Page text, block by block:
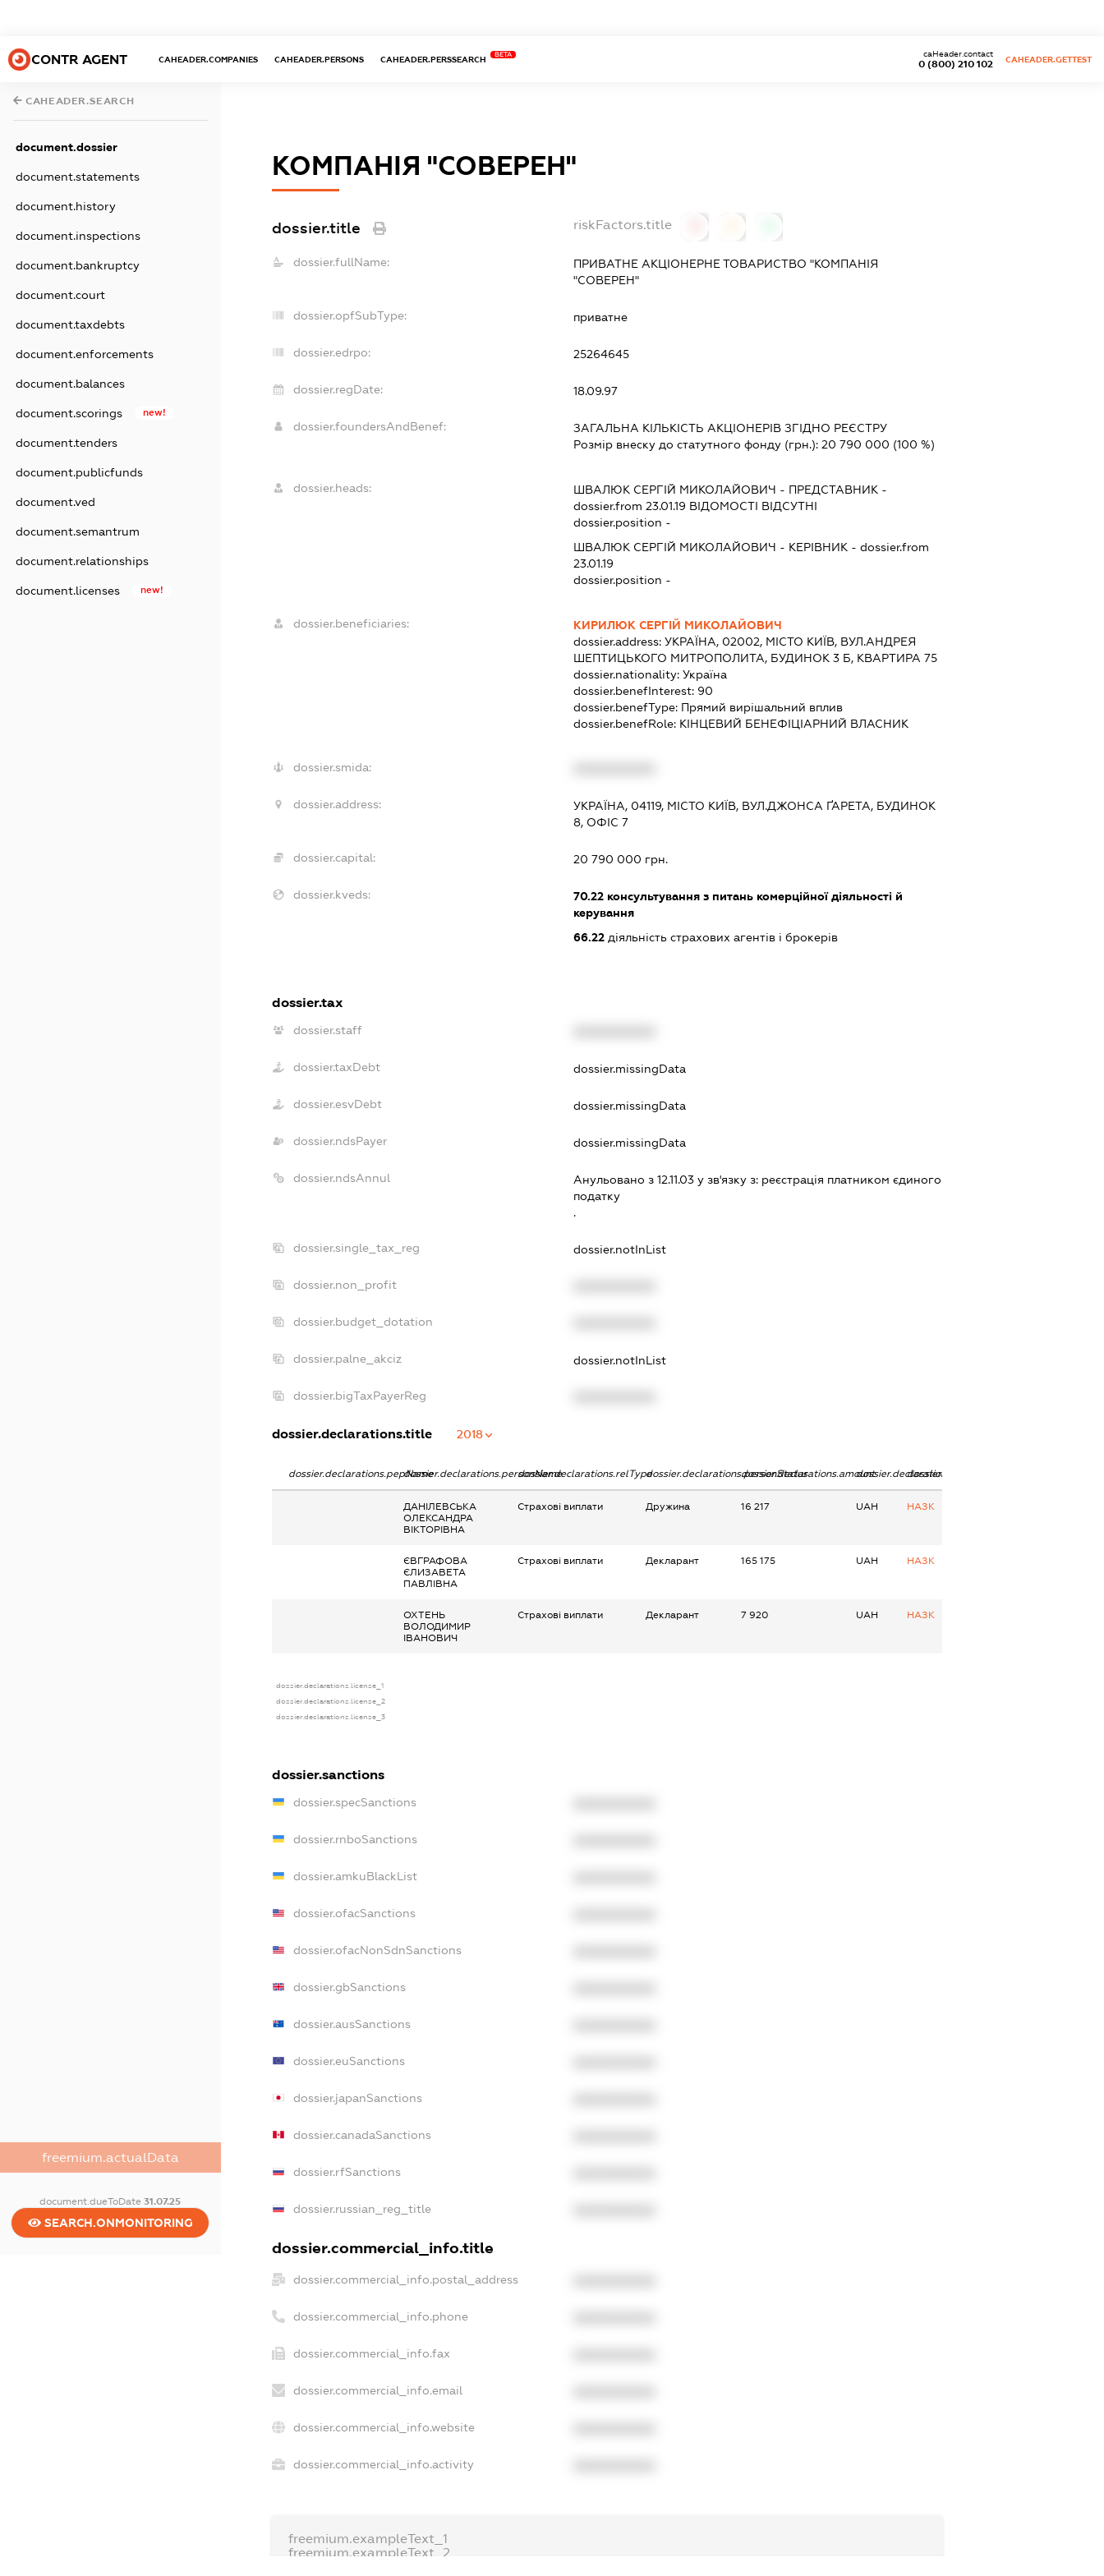
CONTR AGENT CAHEADER.COMPANIES CAHEADER.PERSONS CAHEADER.PERSSEARCH
BETA
0 (800) 210 102
caHeader.contact
CAHEADER.GETTEST
CAHEADER.SEARCH
document.dossier
document.statements
document.history
document.inspections
document.bankruptcy
document.court
document.taxdebts
document.enforcements
document.balances
document.scorings new!
document.tenders
document.publicfunds
document.ved
document.semantrum
document.relationships
document.licenses new!
freemium.actualData
document.dueToDate31.07.25
SEARCH.ONMONITORING
КОМПАНІЯ "СОВЕРЕН"
dossier.title riskFactors.title
dossier.fullName:
ПРИВАТНЕ АКЦІОНЕРНЕ ТОВАРИСТВО "КОМПАНІЯ
"СОВЕРЕН"
dossier.opfSubType: приватне
dossier.edrpo: 25264645
dossier.regDate: 18.09.97
dossier.foundersAndBenef:
ЗАГАЛЬНА КІЛЬКІСТЬ АКЦІОНЕРІВ ЗГІДНО РЕЄСТРУ
Розмір внеску до статутного фонду (грн.):20 790 000 (100 %)
dossier.heads: ШВАЛЮК СЕРГІЙ МИКОЛАЙОВИЧ - ПРЕДСТАВНИК -
dossier.from 23.01.19 ВІДОМОСТІ ВІДСУТНІ
dossier.position -
ШВАЛЮК СЕРГІЙ МИКОЛАЙОВИЧ - КЕРІВНИК - dossier.from
23.01.19
dossier.position -
dossier.beneficiaries:
КИРИЛЮК СЕРГІЙ МИКОЛАЙОВИЧ
dossier.address:УКРАЇНА, 02002, МІСТО КИЇВ, ВУЛ.АНДРЕЯ
ШЕПТИЦЬКОГО МИТРОПОЛИТА, БУДИНОК 3 Б, КВАРТИРА 75
dossier.nationality:Україна
dossier.benefInterest: 90
dossier.benefType: Прямий вирішальний вплив
dossier.benefRole: КІНЦЕВИЙ БЕНЕФІЦІАРНИЙ ВЛАСНИК
dossier.smida:
dossier.address:
УКРАЇНА, 04119, МІСТО КИЇВ, ВУЛ.ДЖОНСА ҐАРЕТА, БУДИНОК
8, ОФІС 7
dossier.capital: 20 790 000 грн.
dossier.kveds: 70.22 консультування з питань комерційної діяльності й
керування
66.22 діяльність страхових агентів і брокерів
dossier.tax
dossier.staff
dossier.taxDebt dossier.missingData
dossier.esvDebt dossier.missingData
dossier.ndsPayer dossier.missingData
dossier.ndsAnnul Анульовано з 12.11.03 у зв'язку з: реєстрацiя платником єдиного
податку
.
dossier.single_tax_reg dossier.notInList
dossier.non_profit
dossier.budget_dotation
dossier.palne_akciz dossier.notInList
dossier.bigTaxPayerReg
dossier.declarations.title 2018
dossier.declarations.pepNamedossier.declarations.personNamedossier.declarations.relTypedossier.declarations.personStatusdossier.declarations.amountdossier.declarations.currency
dossier.declarations.source
ДАНІЛЕВСЬКА
ОЛЕКСАНДРА
ВІКТОРІВНА
Страхові виплати Дружина 16 217 UAH НАЗК
ЄВГРАФОВА
ЄЛИЗАВЕТА
ПАВЛІВНА
Страхові виплати Декларант 165 175 UAH НАЗК
ОХТЕНЬ
ВОЛОДИМИР
ІВАНОВИЧ
Страхові виплати Декларант 7 920 UAH НАЗК
dossier.declarations.license_1
dossier.declarations.license_2
dossier.declarations.license_3
dossier.sanctions
dossier.specSanctions
dossier.rnboSanctions
dossier.amkuBlackList
dossier.ofacSanctions
dossier.ofacNonSdnSanctions
dossier.gbSanctions
dossier.ausSanctions
dossier.euSanctions
dossier.japanSanctions
dossier.canadaSanctions
dossier.rfSanctions
dossier.russian_reg_title
dossier.commercial_info.title
dossier.commercial_info.postal_address
dossier.commercial_info.phone
dossier.commercial_info.fax
dossier.commercial_info.email
dossier.commercial_info.website
dossier.commercial_info.activity
freemium.exampleText_1
freemium.exampleText_2